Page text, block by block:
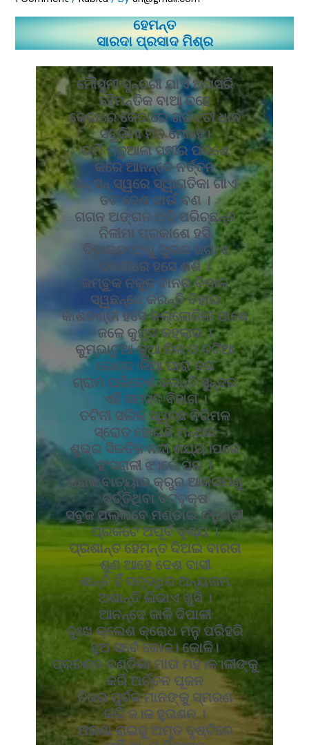
ହେମନ୍ତ
ସାରଦା ପ୍ରସାଦ ମିଶ୍ର
ମୌସୁମୀ ସୁନ୍ଦରୀ ଯାଏ ଅପସରି
ହୈମନ୍ତିକ ବାଆ ବହେ
କେଦାରେ କେଦାରେ ଗର୍ଭବତୀ ଧାନ
ସବୁଜିମା ମନ ମୋହେ।
ଉର୍ମି ମତୁଆଲା ସମୀର ପରଶେ
କରେ ଆନନ୍ଦେ ନର୍ତ୍ତନ
ସନ୍ ସନ୍ ସ୍ୱରେ ସ୍ୱାଗତିକା ଗାଏ
ତଟ ଦେଶ ଝାଉଁ ବଣ ।
ଗଗନ ଅଙ୍ଗନ ଅତି ପରିଚ୍ଛନ୍ନ
ନିଳୀମା ପ୍ରକାଶେ ହସି
ଦିବାକର ଅଂଶୁ ପୁଲକ ଜଗାଏ
ରଜନୀରେ ହସେ ଶଶି ।
ଜମ୍ବୁକ ନକୁଳ ବାନର ବିଡାଳ
ସ୍ୱଛନ୍ଦେ କରନ୍ତି ବିହାର
କାଶତଣ୍ଡୀ ହସେ କଲ୍ଲୋଳିନୀ ପାଶେ
ଜଳେ କୁମୁଦ କହ୍ଲାର ।
କୁମ୍ଭାଟୁଆ କୁଆ ଚିଲ ଓ ଚଟିଆ
ଗେଣ୍ଡ।ଳିଆ ପାରା ବଗ
ଗ୍ରାମ ପରିବେଶ କରନ୍ତି ସୁନ୍ଦର
ଏହି ସମସ୍ତ ବିହାଗ ।
ତଟିନୀ ସଲିଳ ସ୍ୱଚ୍ଛ ନିରିମଳ
ସ୍ରୋତ ହୋଇଛି ମନ୍ଥର
ଶୁଭ୍ର ସିକତିଳ ନଦୀ ଶଯ୍ୟ।ପରେ
ହଂସରାଳୀ ଝ।ଡେ ପର ।
କରାଳ ବାତ୍ୟାର କ୍ରୁର ଆକ୍ରମଣୁ
ବର୍ତ୍ତିଥିବା ବଟବୃକ୍ଷ
ସବୁଜ ପଲ୍ଲବେ ମଣ୍ଡାଇ ତନୁଶ୍ରୀ
ପ୍ରକଟେ ଅପୂର୍ବ ଦୃଶ୍ୟ ।
ପ୍ରଶାନ୍ତ ହେମନ୍ତ ଦିଅଇ ବାରତା
ଶୁଣ ଆହେ ଦେଶ ବାସୀ
ଶାନ୍ତି ହିଁ ସମୃଦ୍ଧିର ଅନ୍ୟନାମ
ଅଶାନ୍ତି ଲିଭାଏ ଖୁସି ।
ଆନନ୍ଦେ ଜାଳି ଦିପାଳୀ
ଦୁଃଖ କ୍ଲେଶ କ୍ରୋଧ ମନୁ ପରିହରି
ହୁଅ ସର୍ବେ କୋଳ। କୋଳି।
ପ୍ରଚଣ୍ଡ ଚଣ୍ଡିକା ମାତା ମହ।କ।ଳୀଙ୍କୁ
କରି ଅର୍ଚ୍ଚନ ପୂଜନ
ନିଜର ପୁର୍ବଜ ମାନଙ୍କୁ ସ୍ମରଣ
କରି ଜ।ଳ ହୁତାଶନ ।
ଅଜଣା ରାଇଜୁ ଅମୃତ ଦୃଷ୍ଟିରେ